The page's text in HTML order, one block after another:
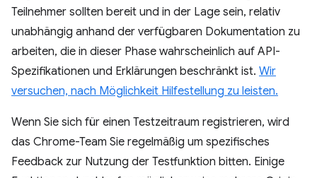
Teilnehmer sollten bereit und in der Lage sein, relativ
unabhängig anhand der verfügbaren Dokumentation zu
arbeiten, die in dieser Phase wahrscheinlich auf API-
Spezifikationen und Erklärungen beschränkt ist. Wir
versuchen, nach Möglichkeit Hilfestellung zu leisten.
Wenn Sie sich für einen Testzeitraum registrieren, wird
das Chrome-Team Sie regelmäßig um spezifisches
Feedback zur Nutzung der Testfunktion bitten. Einige